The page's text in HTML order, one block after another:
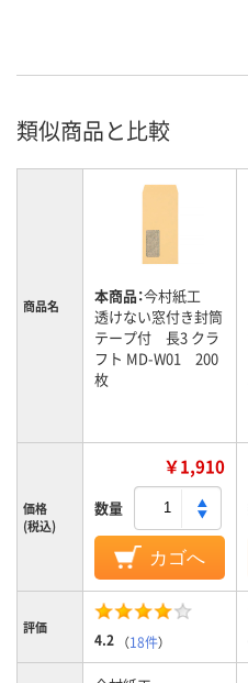
類似商品と比較
商品名 本商品：今村紙工
透けない窓付き封筒
テープ付 長3 クラ
フト MD-W01 200
枚
価格
(税込)
￥1,910
数量
カゴへ
評価
4.2 （18件）